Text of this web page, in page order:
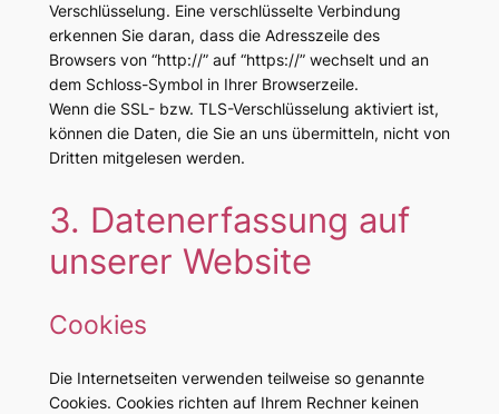
Verschlüsselung. Eine verschlüsselte Verbindung
erkennen Sie daran, dass die Adresszeile des
Browsers von “http://” auf “https://” wechselt und an
dem Schloss-Symbol in Ihrer Browserzeile.
Wenn die SSL- bzw. TLS-Verschlüsselung aktiviert ist,
können die Daten, die Sie an uns übermitteln, nicht von
Dritten mitgelesen werden.
3. Datenerfassung auf
unserer Website
Cookies
Die Internetseiten verwenden teilweise so genannte
Cookies. Cookies richten auf Ihrem Rechner keinen